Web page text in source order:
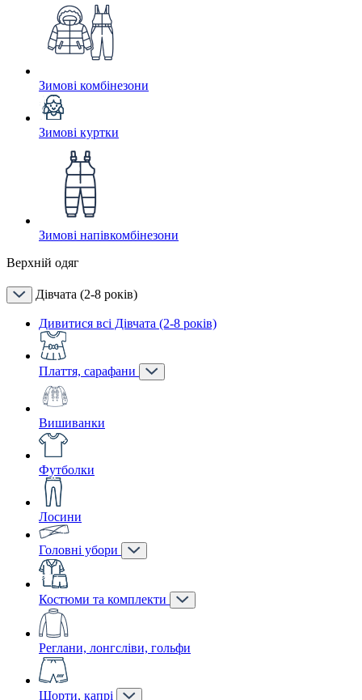
Зимові комбінезони
Зимові куртки
Зимові напівкомбінезони
Верхній одяг
Дівчата (2-8 років)
Дивитися всі Дівчата (2-8 років)
Плаття, сарафани
Вишиванки
Футболки
Лосини
Головні убори
Костюми та комплекти
Реглани, лонгсліви, гольфи
Шорти, капрі